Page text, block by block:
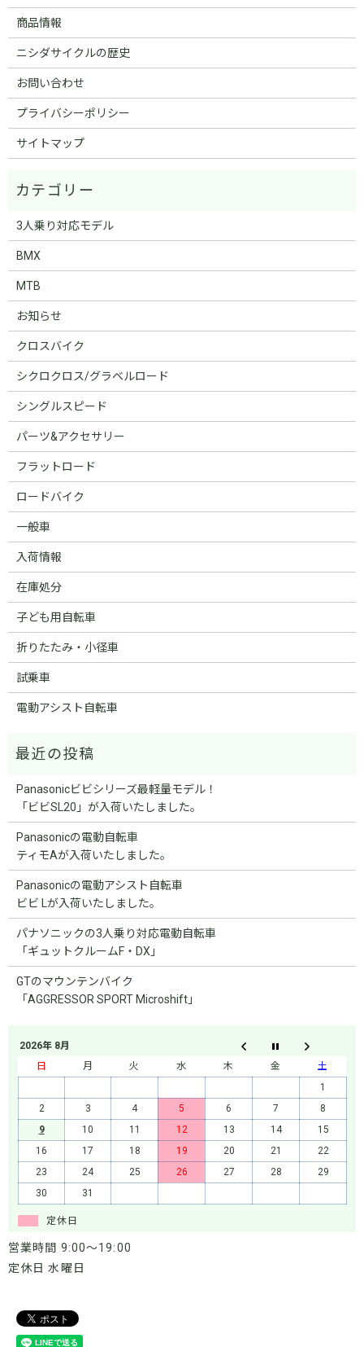
商品情報
ニシダサイクルの歴史
お問い合わせ
プライバシーポリシー
サイトマップ
3人乗り対応モデル
BMX
MTB
お知らせ
クロスバイク
シクロクロス/グラベルロード
シングルスピード
パーツ&アクセサリー
フラットロード
ロードバイク
一般車
入荷情報
在庫処分
子ども用自転車
折りたたみ・小径車
試乗車
電動アシスト自転車
Panasonicビビシリーズ最軽量モデル！
「ビビSL20」が入荷いたしました。
Panasonicの電動自転車
ティモAが入荷いたしました。
Panasonicの電動アシスト自転車
ビビ Lが入荷いたしました。
パナソニックの3人乗り対応電動自転車
「ギュットクルームF・DX」
GTのマウンテンバイク
「AGGRESSOR SPORT Microshift」
2026年 8月
日
月 火 水 木 金
土
1
2
3 4 5 6 7
8
9
10 11 12 13 14
15
16
17 18 19 20 21
22
23
24 25 26 27 28
29
30
31
定休日
営業時間 9:00～19:00
定休日 水曜日